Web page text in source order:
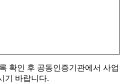
확인 후 공동인증기관에서 사업
기 바랍니다.